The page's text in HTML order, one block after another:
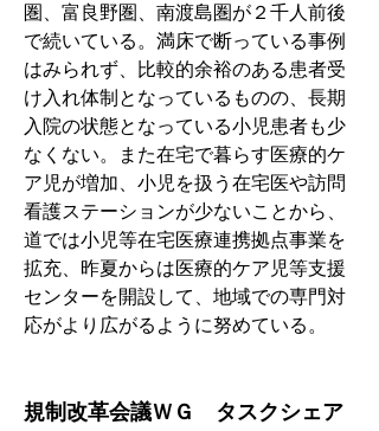
圏、富良野圏、南渡島圏が２千人前後
で続いている。満床で断っている事例
はみられず、比較的余裕のある患者受
け入れ体制となっているものの、長期
入院の状態となっている小児患者も少
なくない。また在宅で暮らす医療的ケ
ア児が増加、小児を扱う在宅医や訪問
看護ステーションが少ないことから、
道では小児等在宅医療連携拠点事業を
拡充、昨夏からは医療的ケア児等支援
センターを開設して、地域での専門対
応がより広がるように努めている。
規制改革会議ＷＧ　タスクシェア